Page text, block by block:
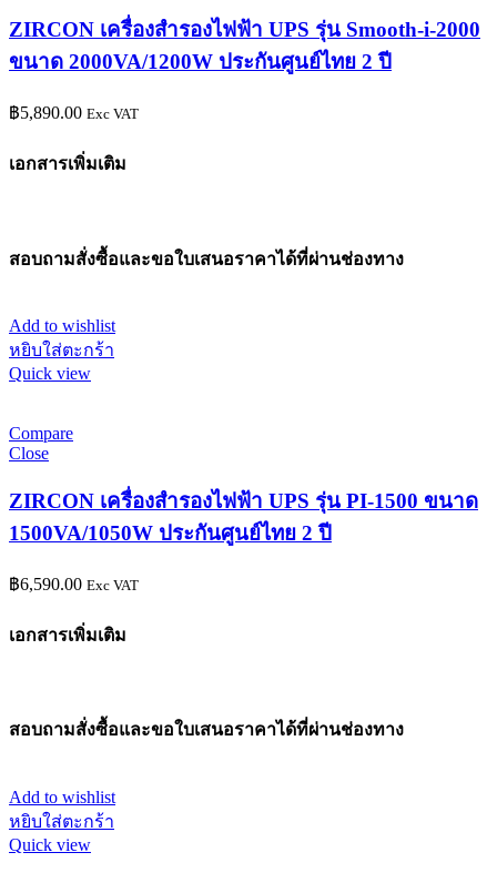
ZIRCON เครื่องสำรองไฟฟ้า UPS รุ่น Smooth-i-2000
ขนาด 2000VA/1200W ประกันศูนย์ไทย 2 ปี
฿5,890.00 Exc VAT
เอกสารเพิ่มเติม
สอบถามสั่งซื้อและขอใบเสนอราคาได้ที่ผ่านช่องทาง
Add to wishlist
หยิบใส่ตะกร้า
Quick view
Compare
Close
ZIRCON เครื่องสำรองไฟฟ้า UPS รุ่น PI-1500 ขนาด
1500VA/1050W ประกันศูนย์ไทย 2 ปี
฿6,590.00 Exc VAT
เอกสารเพิ่มเติม
สอบถามสั่งซื้อและขอใบเสนอราคาได้ที่ผ่านช่องทาง
Add to wishlist
หยิบใส่ตะกร้า
Quick view